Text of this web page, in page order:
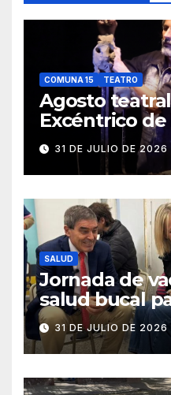
COMUNA 15 TEATRO
Agosto
Excéntrico de
31 DE JULIO DE 2026
SALUD
Jornada de
salud bucal
31 DE JULIO DE 2026